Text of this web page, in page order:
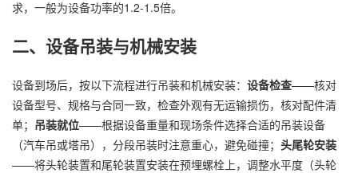
求，一般为设备功率的1.2-1.5倍。
二、设备吊装与机械安装
设备到场后，按以下流程进行吊装和机械安装： 设备检查——核对
设备型号、规格与合同一致，检查外观有无运输损伤，核对配件清
单； 吊装就位——根据设备重量和现场条件选择合适的吊装设备
（汽车吊或塔吊），分段吊装时注意重心，避免碰撞； 头尾轮安装
——将头轮装置和尾轮装置安装在预埋螺栓上，调整水平度（头轮